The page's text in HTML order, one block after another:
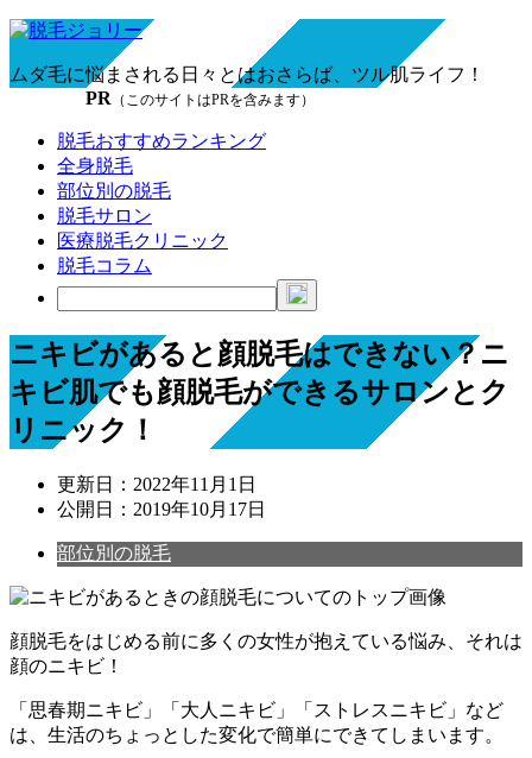
ムダ毛に悩まされる日々とはおさらば、ツル肌ライフ！
PR （このサイトはPRを含みます）
脱毛おすすめランキング
全身脱毛
部位別の脱毛
脱毛サロン
医療脱毛クリニック
脱毛コラム
ニキビがあると顔脱毛はできない？ニ
キビ肌でも顔脱毛ができるサロンとク
リニック！
更新日： 2022年11月1日
公開日： 2019年10月17日
部位別の脱毛
顔脱毛をはじめる前に多くの女性が抱えている悩み、それは
顔のニキビ！
「思春期ニキビ」「大人ニキビ」「ストレスニキビ」など
は、生活のちょっとした変化で簡単にできてしまいます。